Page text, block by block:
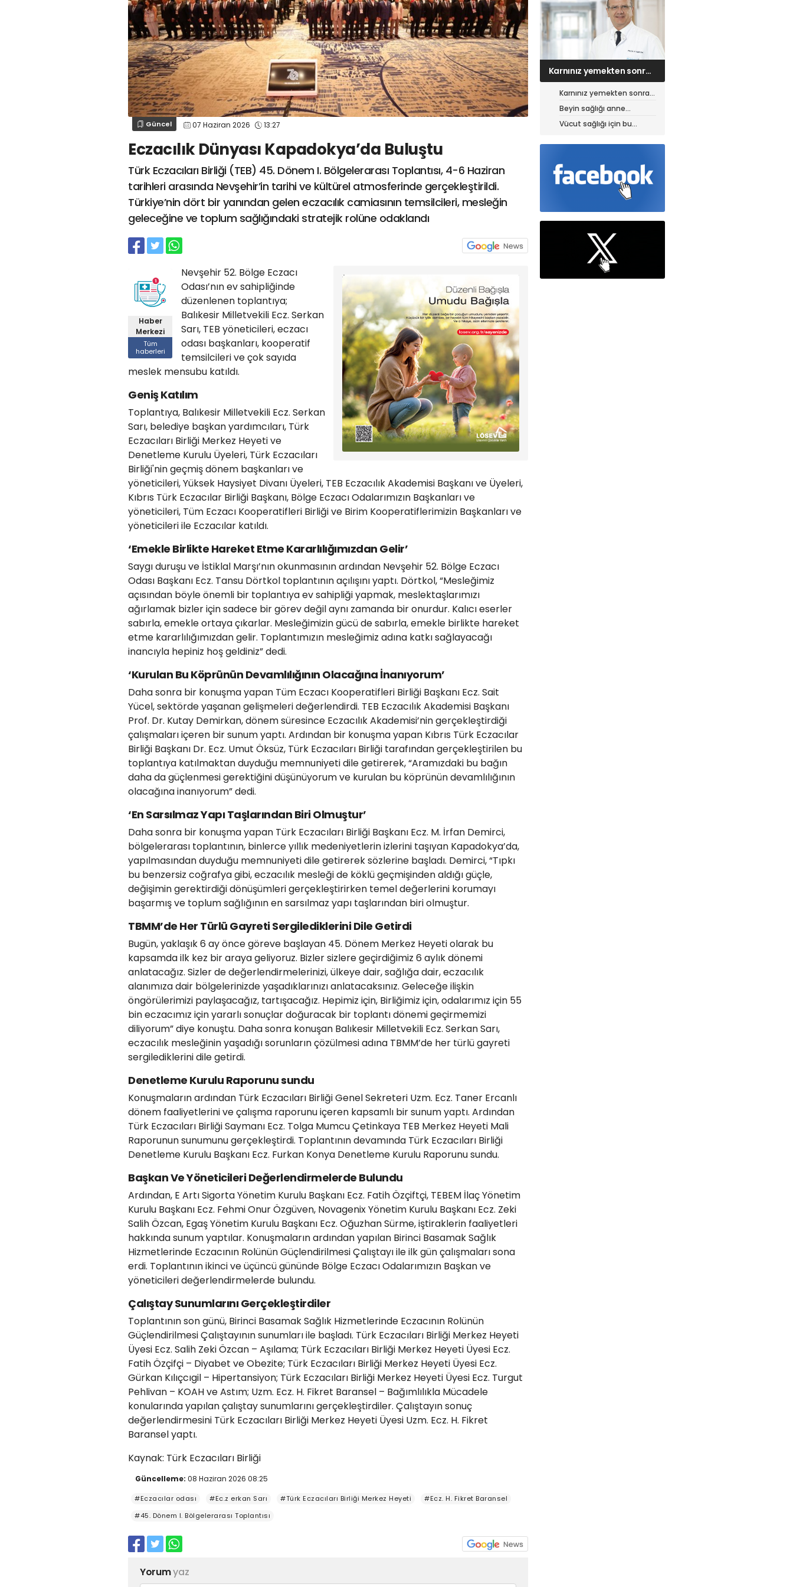
Güncel 07 Haziran 2026 13:27
Eczacılık Dünyası Kapadokya’da Buluştu
Türk Eczacıları Birliği (TEB) 45. Dönem I. Bölgelerarası Toplantısı, 4-6 Haziran
tarihleri arasında Nevşehir’in tarihi ve kültürel atmosferinde gerçekleştirildi.
Türkiye’nin dört bir yanından gelen eczacılık camiasının temsilcileri, mesleğin
geleceğine ve toplum sağlığındaki stratejik rolüne odaklandı
Haber
Merkezi
Tüm
haberleri
Nevşehir 52. Bölge Eczacı
Odası’nın ev sahipliğinde
düzenlenen toplantıya;
Balıkesir Milletvekili Ecz. Serkan
Sarı, TEB yöneticileri, eczacı
odası başkanları, kooperatif
temsilcileri ve çok sayıda
meslek mensubu katıldı.
Geniş Katılım
Toplantıya, Balıkesir Milletvekili Ecz. Serkan
Sarı, belediye başkan yardımcıları, Türk
Eczacıları Birliği Merkez Heyeti ve
Denetleme Kurulu Üyeleri, Türk Eczacıları
Birliği'nin geçmiş dönem başkanları ve
yöneticileri, Yüksek Haysiyet Divanı Üyeleri, TEB Eczacılık Akademisi Başkanı ve Üyeleri,
Kıbrıs Türk Eczacılar Birliği Başkanı, Bölge Eczacı Odalarımızın Başkanları ve
yöneticileri, Tüm Eczacı Kooperatifleri Birliği ve Birim Kooperatiflerimizin Başkanları ve
yöneticileri ile Eczacılar katıldı.
‘Emekle Birlikte Hareket Etme Kararlılığımızdan Gelir’
Saygı duruşu ve İstiklal Marşı’nın okunmasının ardından Nevşehir 52. Bölge Eczacı
Odası Başkanı Ecz. Tansu Dörtkol toplantının açılışını yaptı. Dörtkol, “Mesleğimiz
açısından böyle önemli bir toplantıya ev sahipliği yapmak, meslektaşlarımızı
ağırlamak bizler için sadece bir görev değil aynı zamanda bir onurdur. Kalıcı eserler
sabırla, emekle ortaya çıkarlar. Mesleğimizin gücü de sabırla, emekle birlikte hareket
etme kararlılığımızdan gelir. Toplantımızın mesleğimiz adına katkı sağlayacağı
inancıyla hepiniz hoş geldiniz” dedi.
‘Kurulan Bu Köprünün Devamlılığının Olacağına İnanıyorum’
Daha sonra bir konuşma yapan Tüm Eczacı Kooperatifleri Birliği Başkanı Ecz. Sait
Yücel, sektörde yaşanan gelişmeleri değerlendirdi. TEB Eczacılık Akademisi Başkanı
Prof. Dr. Kutay Demirkan, dönem süresince Eczacılık Akademisi’nin gerçekleştirdiği
çalışmaları içeren bir sunum yaptı. Ardından bir konuşma yapan Kıbrıs Türk Eczacılar
Birliği Başkanı Dr. Ecz. Umut Öksüz, Türk Eczacıları Birliği tarafından gerçekleştirilen bu
toplantıya katılmaktan duyduğu memnuniyeti dile getirerek, “Aramızdaki bu bağın
daha da güçlenmesi gerektiğini düşünüyorum ve kurulan bu köprünün devamlılığının
olacağına inanıyorum” dedi.
‘En Sarsılmaz Yapı Taşlarından Biri Olmuştur’
Daha sonra bir konuşma yapan Türk Eczacıları Birliği Başkanı Ecz. M. İrfan Demirci,
bölgelerarası toplantının, binlerce yıllık medeniyetlerin izlerini taşıyan Kapadokya’da,
yapılmasından duyduğu memnuniyeti dile getirerek sözlerine başladı. Demirci, “Tıpkı
bu benzersiz coğrafya gibi, eczacılık mesleği de köklü geçmişinden aldığı güçle,
değişimin gerektirdiği dönüşümleri gerçekleştirirken temel değerlerini korumayı
başarmış ve toplum sağlığının en sarsılmaz yapı taşlarından biri olmuştur.
TBMM’de Her Türlü Gayreti Sergilediklerini Dile Getirdi
Bugün, yaklaşık 6 ay önce göreve başlayan 45. Dönem Merkez Heyeti olarak bu
kapsamda ilk kez bir araya geliyoruz. Bizler sizlere geçirdiğimiz 6 aylık dönemi
anlatacağız. Sizler de değerlendirmelerinizi, ülkeye dair, sağlığa dair, eczacılık
alanımıza dair bölgelerinizde yaşadıklarınızı anlatacaksınız. Geleceğe ilişkin
öngörülerimizi paylaşacağız, tartışacağız. Hepimiz için, Birliğimiz için, odalarımız için 55
bin eczacımız için yararlı sonuçlar doğuracak bir toplantı dönemi geçirmemizi
diliyorum” diye konuştu. Daha sonra konuşan Balıkesir Milletvekili Ecz. Serkan Sarı,
eczacılık mesleğinin yaşadığı sorunların çözülmesi adına TBMM’de her türlü gayreti
sergilediklerini dile getirdi.
Denetleme Kurulu Raporunu sundu
Konuşmaların ardından Türk Eczacıları Birliği Genel Sekreteri Uzm. Ecz. Taner Ercanlı
dönem faaliyetlerini ve çalışma raporunu içeren kapsamlı bir sunum yaptı. Ardından
Türk Eczacıları Birliği Saymanı Ecz. Tolga Mumcu Çetinkaya TEB Merkez Heyeti Mali
Raporunun sunumunu gerçekleştirdi. Toplantının devamında Türk Eczacıları Birliği
Denetleme Kurulu Başkanı Ecz. Furkan Konya Denetleme Kurulu Raporunu sundu.
Başkan Ve Yöneticileri Değerlendirmelerde Bulundu
Ardından, E Artı Sigorta Yönetim Kurulu Başkanı Ecz. Fatih Özçiftçi, TEBEM İlaç Yönetim
Kurulu Başkanı Ecz. Fehmi Onur Özgüven, Novagenix Yönetim Kurulu Başkanı Ecz. Zeki
Salih Özcan, Egaş Yönetim Kurulu Başkanı Ecz. Oğuzhan Sürme, iştiraklerin faaliyetleri
hakkında sunum yaptılar. Konuşmaların ardından yapılan Birinci Basamak Sağlık
Hizmetlerinde Eczacının Rolünün Güçlendirilmesi Çalıştayı ile ilk gün çalışmaları sona
erdi. Toplantının ikinci ve üçüncü gününde Bölge Eczacı Odalarımızın Başkan ve
yöneticileri değerlendirmelerde bulundu.
Çalıştay Sunumlarını Gerçekleştirdiler
Toplantının son günü, Birinci Basamak Sağlık Hizmetlerinde Eczacının Rolünün
Güçlendirilmesi Çalıştayının sunumları ile başladı. Türk Eczacıları Birliği Merkez Heyeti
Üyesi Ecz. Salih Zeki Özcan – Aşılama; Türk Eczacıları Birliği Merkez Heyeti Üyesi Ecz.
Fatih Özçifçi – Diyabet ve Obezite; Türk Eczacıları Birliği Merkez Heyeti Üyesi Ecz.
Gürkan Kılıçcıgil – Hipertansiyon; Türk Eczacıları Birliği Merkez Heyeti Üyesi Ecz. Turgut
Pehlivan – KOAH ve Astım; Uzm. Ecz. H. Fikret Baransel – Bağımlılıkla Mücadele
konularında yapılan çalıştay sunumlarını gerçekleştirdiler. Çalıştayın sonuç
değerlendirmesini Türk Eczacıları Birliği Merkez Heyeti Üyesi Uzm. Ecz. H. Fikret
Baransel yaptı.
Kaynak: Türk Eczacıları Birliği
Güncelleme: 08 Haziran 2026 08:25
#Eczacılar odası #Ec.z erkan Sarı #Türk Eczacıları Birliği Merkez Heyeti
#Ecz. H. Fikret Baransel
#45. Dönem I. Bölgelerarası Toplantısı
Yorumyaz
Beyin sağlığı anne
karnında başlıyor!
Karnınız yemekten sonra
neden şişiyor?
Beyin sağlığı anne
karnında başlıyor!
Vücut sağlığı için bu